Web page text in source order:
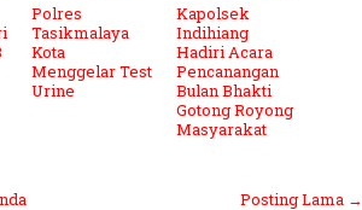
Polres
Tasikmalaya
Kota
Menggelar Test
Urine
Kapolsek
Indihiang
Hadiri Acara
Pencanangan
Bulan Bhakti
Gotong Royong
Masyarakat
Posting Lama →